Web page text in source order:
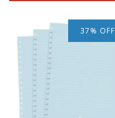
37% OFF